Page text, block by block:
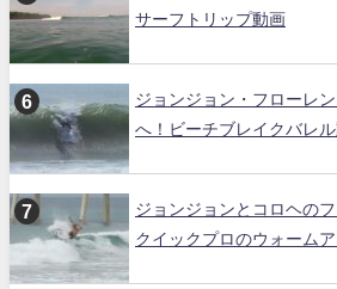
サーフトリップ動画
ジョンジョン・フローレ
へ！ビーチブレイクバレ
ジョンジョンとコロヘの
クイックプロのウォーム